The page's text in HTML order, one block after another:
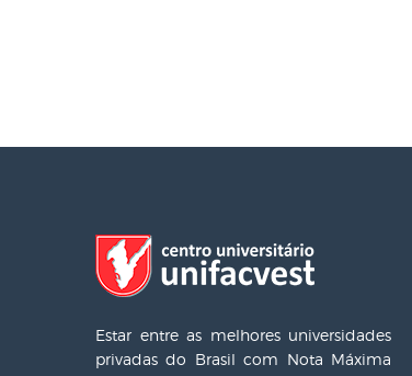
Estar entre as melhores universidades
privadas do Brasil com Nota Máxima